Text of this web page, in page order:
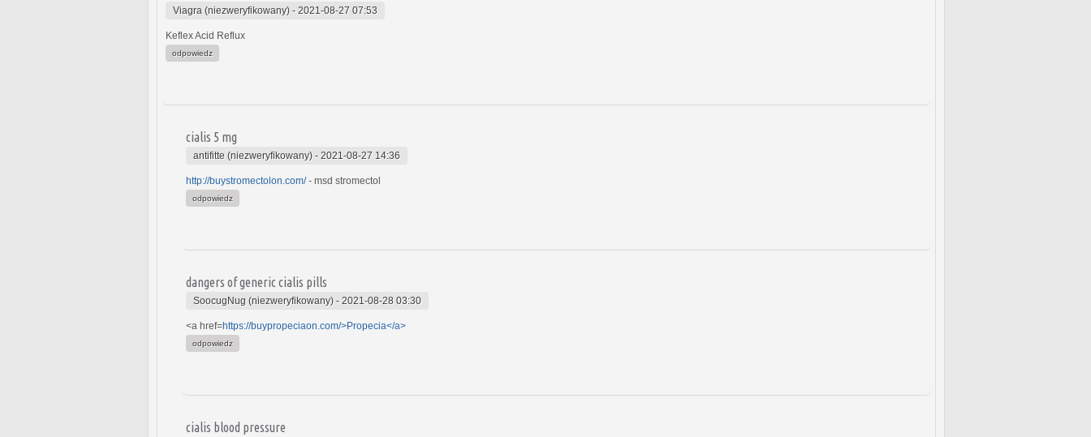
Viagra (niezweryfikowany) - 2021-08-27 07:53
Keflex Acid Reflux
odpowiedz
cialis 5 mg
antifitte (niezweryfikowany) - 2021-08-27 14:36
http://buystromectolon.com/- msd stromectol
odpowiedz
dangers of generic cialis pills
SoocugNug (niezweryfikowany) - 2021-08-28 03:30
<a href=https://buypropeciaon.com/>Propecia</a>
odpowiedz
cialis blood pressure